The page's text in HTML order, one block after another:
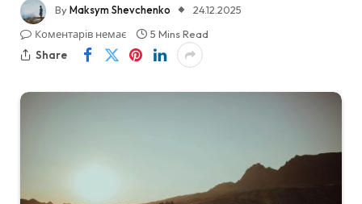
ByMaksym Shevchenko
24.12.2025
Коментарів немає
5 Mins Read
Share